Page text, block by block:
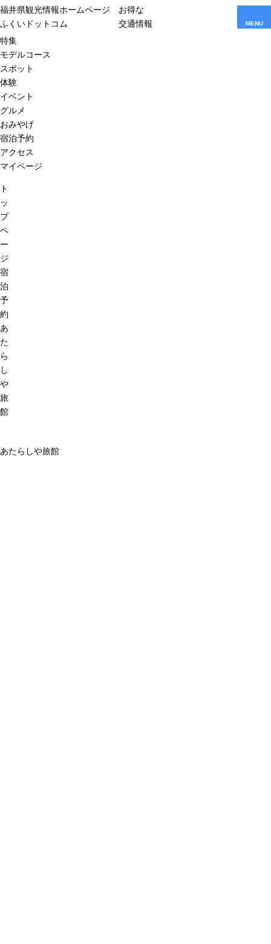
福井県観光情報ホームページ
ふくいドットコム
お得な
交通情報
MENU
特集
モデルコース
スポット
体験
イベント
グルメ
おみやげ
宿泊予約
アクセス
マイページ
ト
ッ
プ
ペ
ー
ジ
宿
泊
予
約
あ
た
ら
し
や
旅
館
あたらしや旅館